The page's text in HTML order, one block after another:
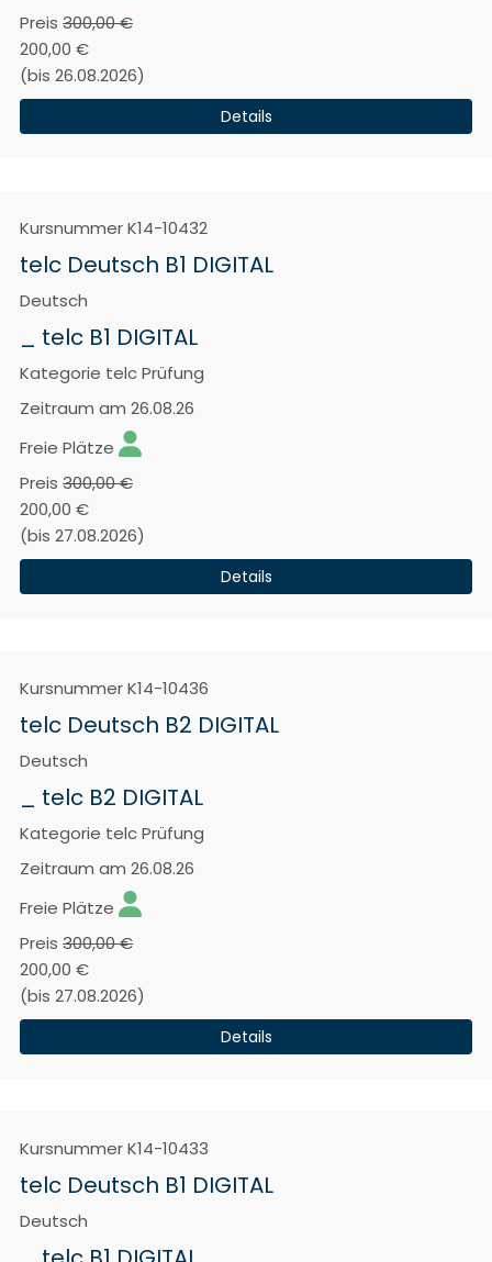
Preis 300,00 €
200,00 €
(bis 26.08.2026)
Details
KursnummerK14-10432
telc Deutsch B1 DIGITAL
Deutsch
_ telc B1 DIGITAL
Kategorie telc Prüfung
Zeitraum am 26.08.26
Freie Plätze
Preis 300,00 €
200,00 €
(bis 27.08.2026)
Details
KursnummerK14-10436
telc Deutsch B2 DIGITAL
Deutsch
_ telc B2 DIGITAL
Kategorie telc Prüfung
Zeitraum am 26.08.26
Freie Plätze
Preis 300,00 €
200,00 €
(bis 27.08.2026)
Details
KursnummerK14-10433
telc Deutsch B1 DIGITAL
Deutsch